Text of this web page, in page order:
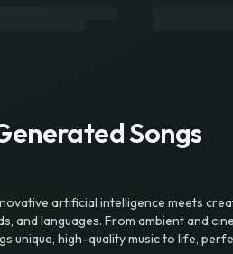
Songs
artificial intelligence meets
and languages. From ambient and
unique, high-quality music to life,